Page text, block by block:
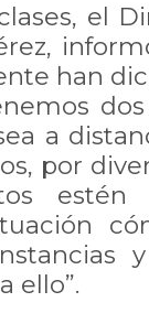
el
han
a
por
estén
ello”.